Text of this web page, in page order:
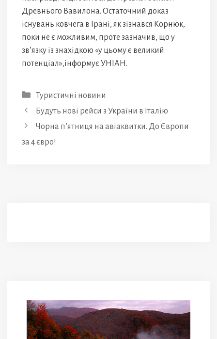
Древнього Вавилона. Остаточний доказ
існувань ковчега в Ірані, як зізнався Корнюк,
поки не є можливим, проте зазначив, що у
зв’язку із знахідкою «у цьому є великий
потенціал»,інформує УНІАН.
Категорії
Туристичні новини
Будуть нові рейси з України в Італію
Чорна п’ятниця на авіаквитки. До Європи
за 4 євро!